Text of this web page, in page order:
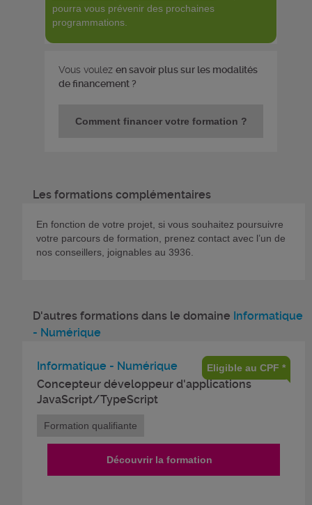
pourra vous prévenir des prochaines
programmations.
Vous voulez en savoir plus sur les modalités
de financement ?
Comment financer votre formation ?
Les formations complémentaires
En fonction de votre projet, si vous souhaitez poursuivre
votre parcours de formation, prenez contact avec l’un de
nos conseillers, joignables au 3936.
D'autres formations dans le domaine Informatique
- Numérique
Informatique - Numérique
Concepteur développeur d'applications
JavaScript/TypeScript
Eligible au CPF *
Formation qualifiante
Découvrir la formation